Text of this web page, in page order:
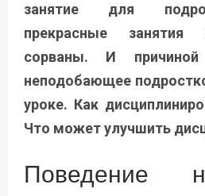
занятие для
прекрасные
сорваны. И
неподобающее
уроке. Как
Что может улучшить
Поведение